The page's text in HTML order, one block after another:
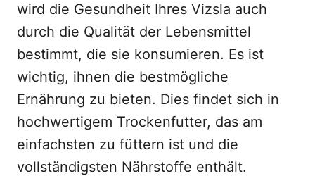
wird die Gesundheit Ihres Vizsla auch
durch die Qualität der Lebensmittel
bestimmt, die sie konsumieren. Es ist
wichtig, ihnen die bestmögliche
Ernährung zu bieten. Dies findet sich in
hochwertigem Trockenfutter, das am
einfachsten zu füttern ist und die
vollständigsten Nährstoffe enthält.